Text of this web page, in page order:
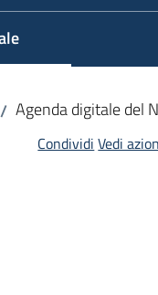
/ Agenda digitale del
Condividi Vedi